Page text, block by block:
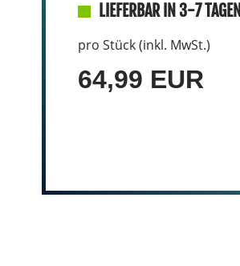
LIEFERBAR IN 3-7 TAGEN
pro Stück (inkl. MwSt.)
64,99 EUR